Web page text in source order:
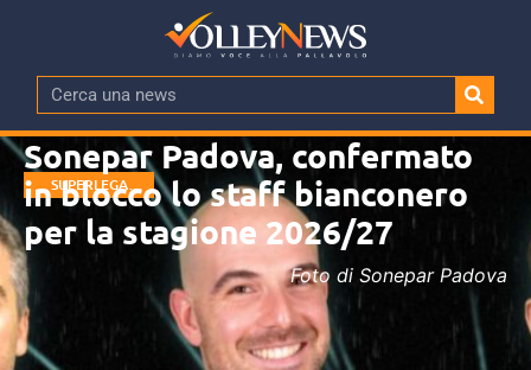
SUPERLEGA
MASCHILE
Sonepar Padova, confermato
in blocco lo staff bianconero
per la stagione 2026/27
Foto di Sonepar Padova